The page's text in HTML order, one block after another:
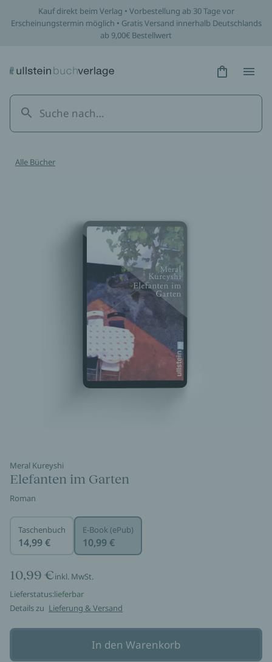
Kauf direkt beim Verlag • Vorbestellung ab 30 Tage vor
Erscheinungstermin möglich • Gratis Versand innerhalb Deutschlands
ab 9,00€ Bestellwert
Hidden
Alle Bücher
Meral Kureyshi
Elefanten im Garten
Roman
Taschenbuch
14,99 €
E-Book (ePub)
10,99 €
10,99 €inkl. MwSt.
Lieferstatus:lieferbar
Details zu Lieferung & Versand
In den Warenkorb